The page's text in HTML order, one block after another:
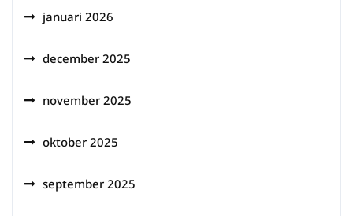
januari 2026
december 2025
november 2025
oktober 2025
september 2025